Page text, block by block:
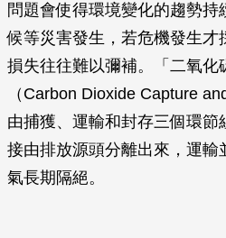
問題會使得環境變化的趨勢
候等災害發生，若危機發生才
損失往往難以彌補。「二氧化
（Carbon Dioxide Capture
由捕獲、運輸和封存三個環節
接由排放源頭分離出來，運輸
氣長期隔絕。